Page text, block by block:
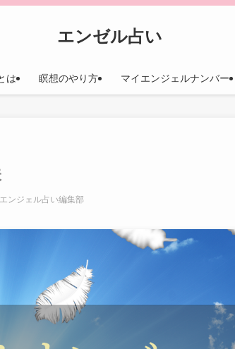
エンゼル占い
は 瞑想のやり方 マイエンジェルナンバー
ンジェル占い編集部